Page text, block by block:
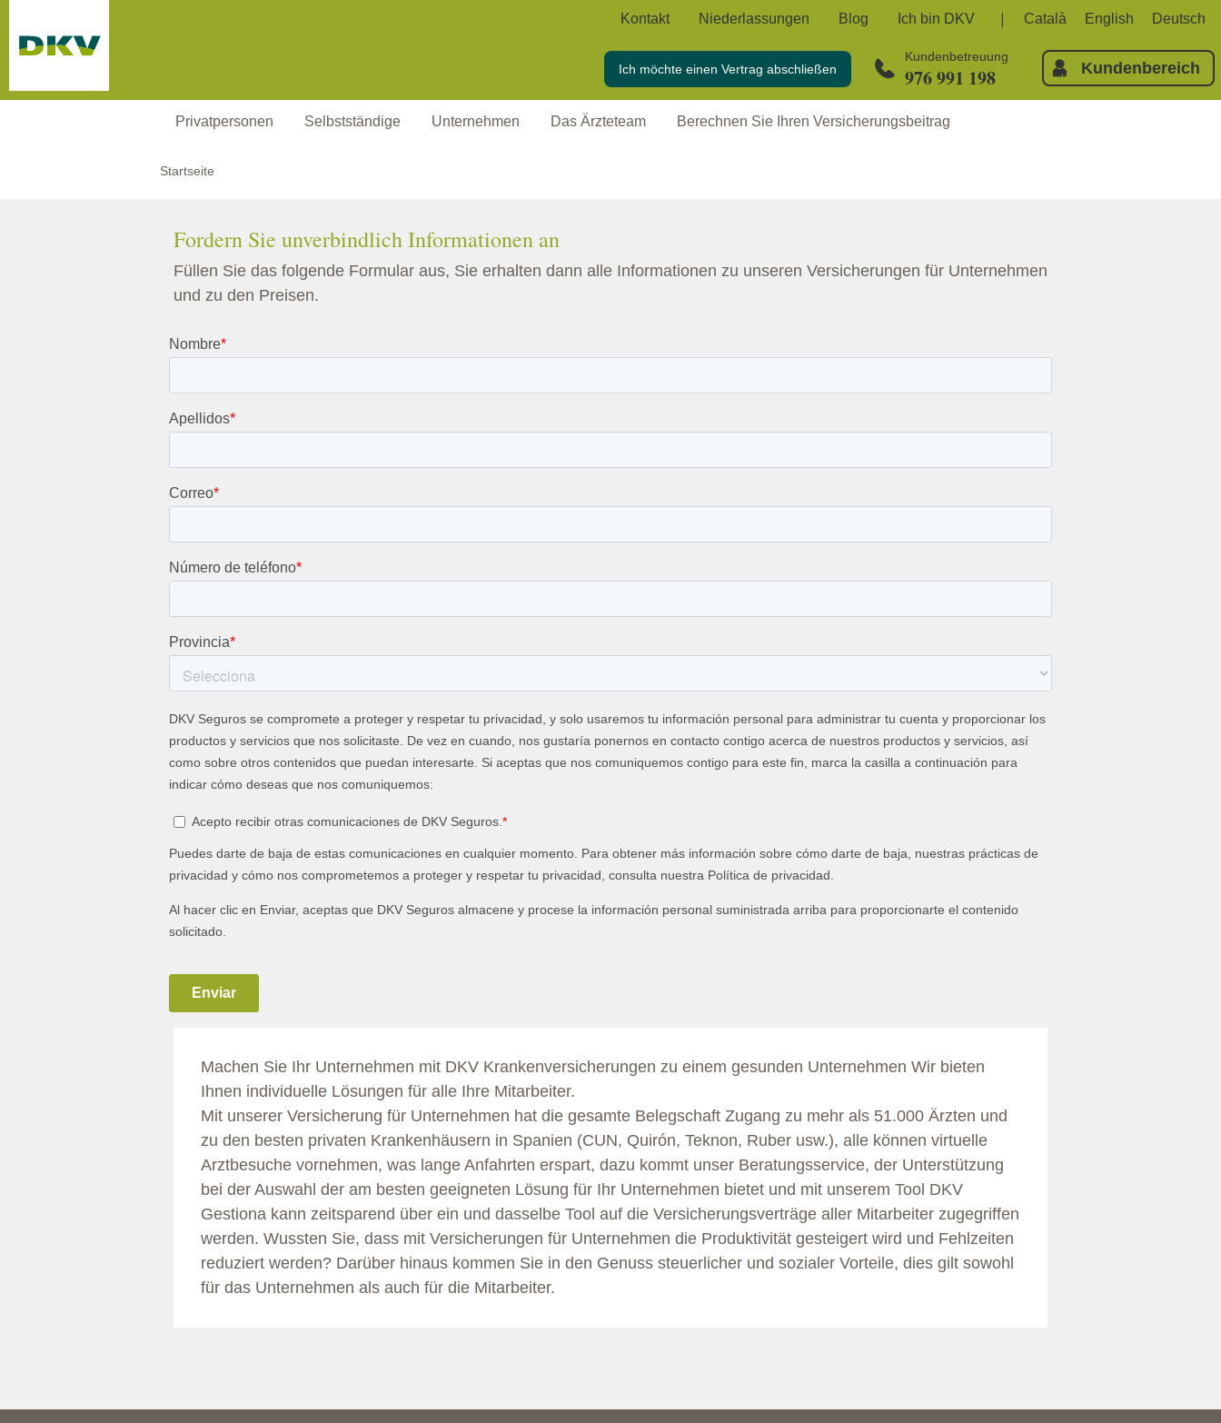
Kontakt Niederlassungen Blog Ich bin DKV Català English Deutsch
Ich möchte einen Vertrag abschließen
Kundenbetreuung
976 991 198 Kundenbereich
Privatpersonen Selbstständige Unternehmen Das Ärzteteam Berechnen Sie Ihren Versicherungsbeitrag
Startseite
Fordern Sie unverbindlich Informationen an
Füllen Sie das folgende Formular aus, Sie erhalten dann alle Informationen zu unseren Versicherungen für Unternehmen
und zu den Preisen.
Machen Sie Ihr Unternehmen mit DKV Krankenversicherungen zu einem gesunden Unternehmen Wir bieten
Ihnen individuelle Lösungen für alle Ihre Mitarbeiter.
Mit unserer Versicherung für Unternehmen hat die gesamte Belegschaft Zugang zu mehr als 51.000 Ärzten und
zu den besten privaten Krankenhäusern in Spanien (CUN, Quirón, Teknon, Ruber usw.), alle können virtuelle
Arztbesuche vornehmen, was lange Anfahrten erspart, dazu kommt unser Beratungsservice, der Unterstützung
bei der Auswahl der am besten geeigneten Lösung für Ihr Unternehmen bietet und mit unserem Tool DKV
Gestiona kann zeitsparend über ein und dasselbe Tool auf die Versicherungsverträge aller Mitarbeiter zugegriffen
werden. Wussten Sie, dass mit Versicherungen für Unternehmen die Produktivität gesteigert wird und Fehlzeiten
reduziert werden? Darüber hinaus kommen Sie in den Genuss steuerlicher und sozialer Vorteile, dies gilt sowohl
für das Unternehmen als auch für die Mitarbeiter.